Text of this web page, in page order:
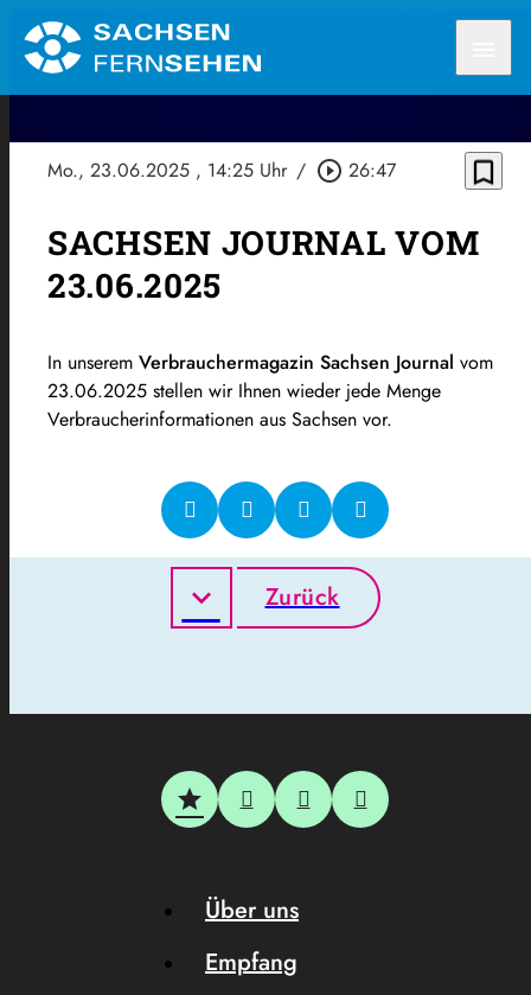
Mo., 23.06.2025 , 14:25 Uhr / play_circle_outline 26:47 bookmark_border
SACHSEN JOURNAL VOM
23.06.2025
In unserem Verbrauchermagazin Sachsen Journal vom
23.06.2025 stellen wir Ihnen wieder jede Menge
Verbraucherinformationen aus Sachsen vor.
Zurück
Über uns
Empfang